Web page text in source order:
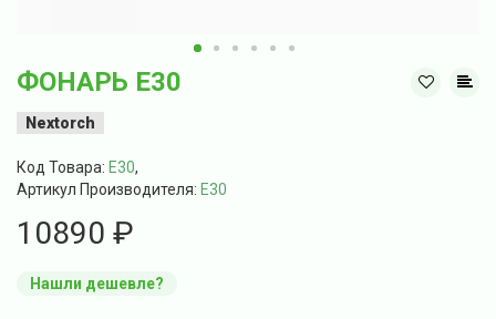
ФОНАРЬ E30
Nextorch
Код Товара: E30,
Артикул Производителя: E30
10890 ₽
Нашли дешевле?